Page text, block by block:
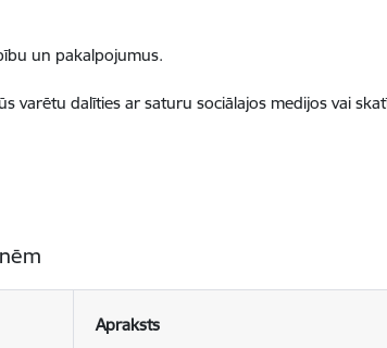
un pakalpojumus.
varētu dalīties ar saturu sociālajos medijos vai
Apraksts